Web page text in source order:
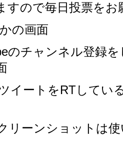
すので毎日投票をお
の画面
のチャンネル登録
イートをRTしてい
リーンショットは使